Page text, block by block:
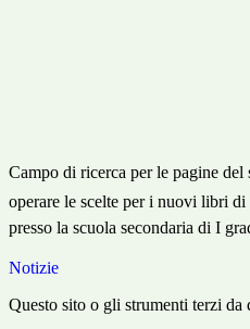
Campo di ricerca per le pagine del
operare le scelte per i nuovi libri di
presso la scuola secondaria di I
Notizie
Questo sito o gli strumenti terzi